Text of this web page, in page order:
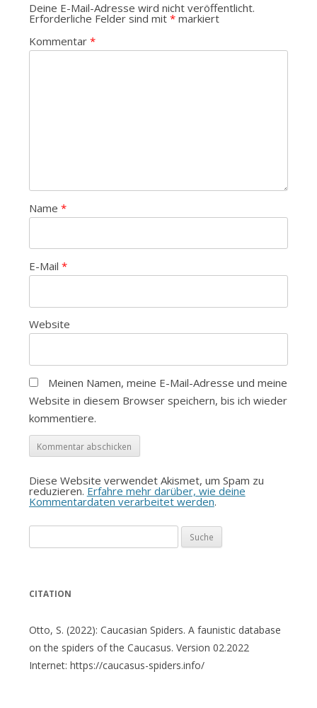
Deine E-Mail-Adresse wird nicht veröffentlicht.
Erforderliche Felder sind mit *markiert
Kommentar *
Name *
E-Mail *
Website
Meinen Namen, meine E-Mail-Adresse und meine
Website in diesem Browser speichern, bis ich wieder
kommentiere.
Diese Website verwendet Akismet, um Spam zu
reduzieren. Erfahre mehr darüber, wie deine
Kommentardaten verarbeitet werden.
nach:
CITATION
Otto, S. (2022): Caucasian Spiders. A faunistic database
on the spiders of the Caucasus. Version 02.2022
Internet: https://caucasus-spiders.info/